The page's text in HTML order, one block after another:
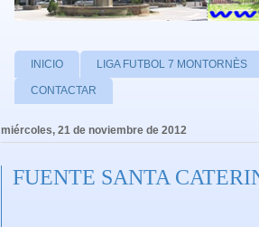
INICIO LIGA FUTBOL 7 MONTORNÈS
CONTACTAR
miércoles, 21 de noviembre de 2012
FUENTE SANTA